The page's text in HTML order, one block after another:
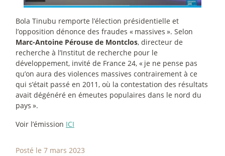
Bola Tinubu remporte l’élection présidentielle et
l’opposition dénonce des fraudes « massives ». Selon
Marc-Antoine Pérouse de Montclos, directeur de
recherche à l’Institut de recherche pour le
développement, invité de France 24, « je ne pense pas
qu’on aura des violences massives contrairement à ce
qui s’était passé en 2011, où la contestation des résultats
avait dégénéré en émeutes populaires dans le nord du
pays ».
Voir l’émission ICI
Posté le 7 mars 2023